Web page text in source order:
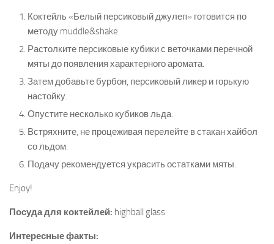
Коктейль «Белый персиковый джулеп» готовится по
методу muddle&shake.
Растолките персиковые кубики с веточками перечной
мяты до появления характерного аромата.
Затем добавьте бурбон, персиковый ликер и горькую
настойку.
Опустите несколько кубиков льда.
Встряхните, не процеживая перелейте в стакан хайбол
со льдом.
Подачу рекомендуется украсить остатками мяты.
Enjoy!
Посуда для коктейлей: highball glass
Интересные факты: